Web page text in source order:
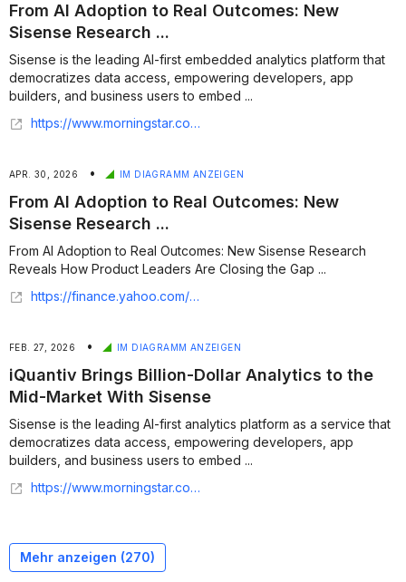
From AI Adoption to Real Outcomes: New
Sisense Research ...
Sisense is the leading AI-first embedded analytics platform that
democratizes data access, empowering developers, app
builders, and business users to embed ...
https://www.morningstar.com/news/business-wire/20260430924129/from-ai-adoption-to-real-outcomes-new-sisense-research-reveals-how-product-leaders-are-closing-the-gap
APR. 30, 2026 • IM DIAGRAMM ANZEIGEN
From AI Adoption to Real Outcomes: New
Sisense Research ...
From AI Adoption to Real Outcomes: New Sisense Research
Reveals How Product Leaders Are Closing the Gap ...
https://finance.yahoo.com/sectors/technology/articles/ai-adoption-real-outcomes-sisense-100000080.html
FEB. 27, 2026 • IM DIAGRAMM ANZEIGEN
iQuantiv Brings Billion-Dollar Analytics to the
Mid-Market With Sisense
Sisense is the leading AI-first analytics platform as a service that
democratizes data access, empowering developers, app
builders, and business users to embed ...
https://www.morningstar.com/news/business-wire/20260227676094/iquantiv-brings-billion-dollar-analytics-to-the-mid-market-with-sisense
Mehr anzeigen (270)